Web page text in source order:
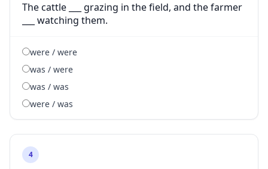
The cattle ___ grazing in the field, and the farmer
___ watching them.
were / were
was / were
was / was
were / was
4